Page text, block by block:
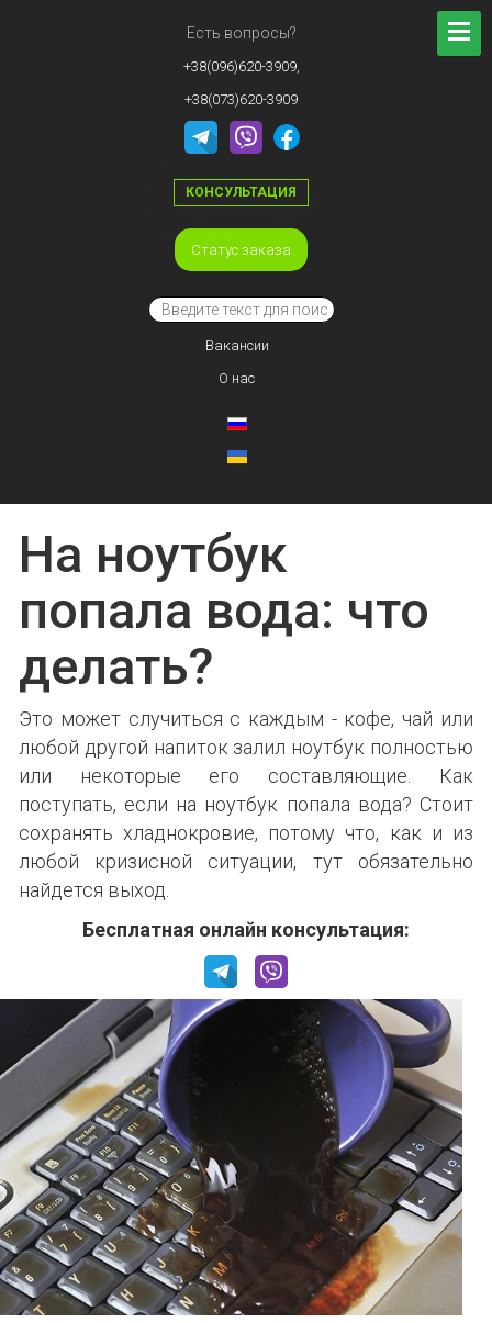
Есть вопросы?
+38(096)620-3909,
+38(073)620-3909
КОНСУЛЬТАЦИЯ
Статус заказа
Вакансии
О нас
На ноутбук
попала вода: что
делать?
Это может случиться с каждым - кофе, чай или
любой другой напиток залил ноутбук полностью
или некоторые его составляющие. Как
поступать, если на ноутбук попала вода? Стоит
сохранять хладнокровие, потому что, как и из
любой кризисной ситуации, тут обязательно
найдется выход.
Бесплатная онлайн консультация: